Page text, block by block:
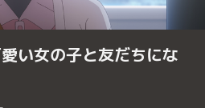
い女の子と友だちにな